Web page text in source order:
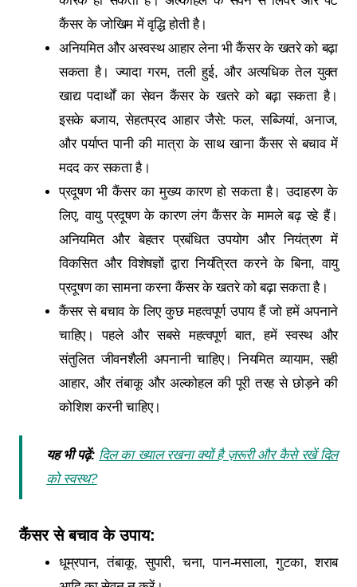
कैंसर के जोखिम में वृद्धि होती है।
अनियमित और अस्वस्थ आहार लेना भी कैंसर के खतरे को बढ़ा
सकता है। ज्यादा गरम, तली हुई, और अत्यधिक तेल युक्त
खाद्य पदार्थों का सेवन कैंसर के खतरे को बढ़ा सकता है।
इसके बजाय, सेहतप्रद आहार जैसे: फल, सब्जियां, अनाज,
और पर्याप्त पानी की मात्रा के साथ खाना कैंसर से बचाव में
मदद कर सकता है।
प्रदूषण भी कैंसर का मुख्य कारण हो सकता है। उदाहरण के
लिए, वायु प्रदूषण के कारण लंग कैंसर के मामले बढ़ रहे हैं।
अनियमित और बेहतर प्रबंधित उपयोग और नियंत्रण में
विकसित और विशेषज्ञों द्वारा नियंत्रित करने के बिना, वायु
प्रदूषण का सामना करना कैंसर के खतरे को बढ़ा सकता है।
कैंसर से बचाव के लिए कुछ महत्वपूर्ण उपाय हैं जो हमें अपनाने
चाहिए। पहले और सबसे महत्वपूर्ण बात, हमें स्वस्थ और
संतुलित जीवनशैली अपनानी चाहिए। नियमित व्यायाम, सही
आहार, और तंबाकू और अल्कोहल की पूरी तरह से छोड़ने की
कोशिश करनी चाहिए।
यह भी पढ़ें: दिल का ख्याल रखना क्यों है ज़रूरी और कैसे रखें दिल
को स्वस्थ?
कैंसर से बचाव के उपाय:
धूम्रपान, तंबाकू, सुपारी, चना, पान-मसाला, गुटका, शराब